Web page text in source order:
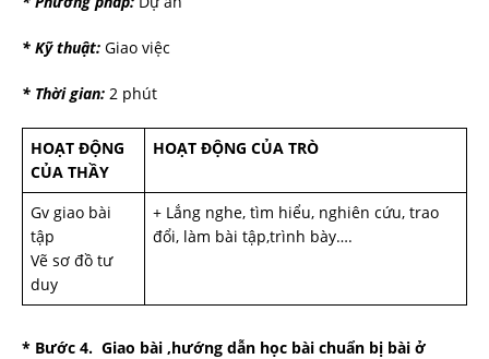
* Kỹ thuật: Giao việc
* Thời gian: 2 phút
HOẠT ĐỘNG
CỦA THẦY
HOẠT ĐỘNG CỦA TRÒ
Gv giao bài
tập
Vẽ sơ đồ tư
duy
+ Lắng nghe, tìm hiểu, nghiên cứu, trao
đổi, làm bài tập,trình bày….
* Bước 4. Giao bài ,hướng dẫn học bài chuẩn bị bài ở